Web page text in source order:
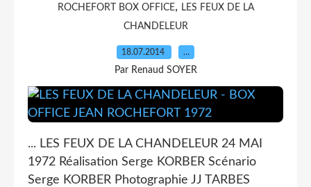
ROCHEFORT BOX OFFICE, LES FEUX DE LA
CHANDELEUR
18.07.2014 …
Par Renaud SOYER
... LES FEUX DE LA CHANDELEUR 24 MAI
1972 Réalisation Serge KORBER Scénario
Serge KORBER Photographie JJ TARBES